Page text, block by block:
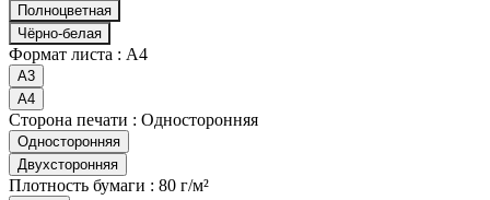
Полноцветная
Чёрно-белая
Формат листа : А4
А3
А4
Сторона печати : Односторонняя
Односторонняя
Двухсторонняя
Плотность бумаги : 80 г/м²